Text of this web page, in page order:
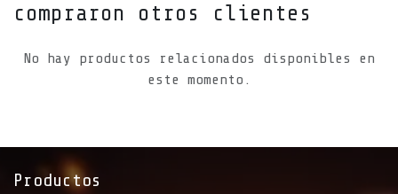
compraron otros clientes
No hay productos relacionados disponibles en
este momento.
Productos